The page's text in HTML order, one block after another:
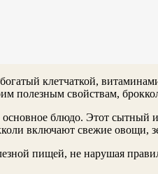
клетчаткой,
полезным свойствам,
блюдо. Этот сытный
включают свежие
пищей, не нарушая